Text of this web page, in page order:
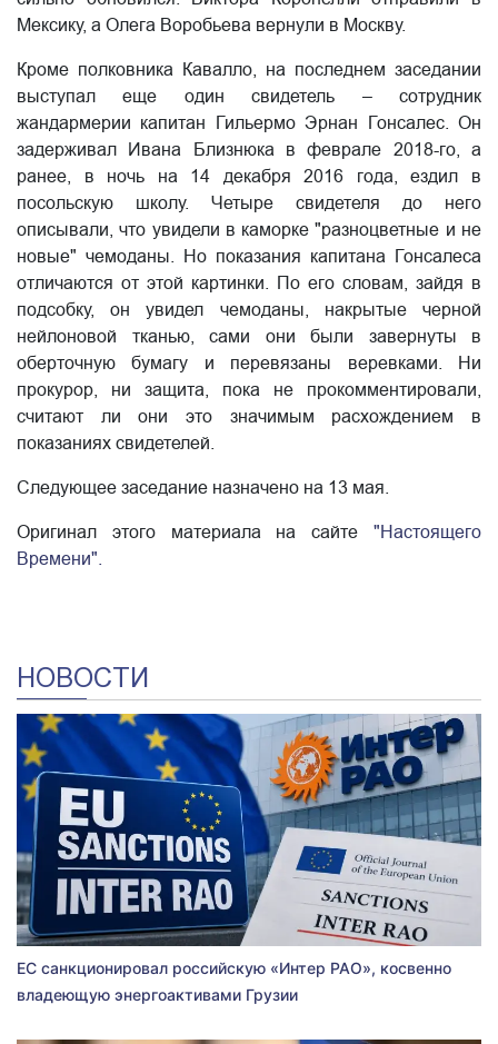
Мексику, а Олега Воробьева вернули в Москву.
Кроме полковника Кавалло, на последнем заседании
выступал еще один свидетель – сотрудник
жандармерии капитан Гильермо Эрнан Гонсалес. Он
задерживал Ивана Близнюка в феврале 2018-го, а
ранее, в ночь на 14 декабря 2016 года, ездил в
посольскую школу. Четыре свидетеля до него
описывали, что увидели в каморке "разноцветные и не
новые" чемоданы. Но показания капитана Гонсалеса
отличаются от этой картинки. По его словам, зайдя в
подсобку, он увидел чемоданы, накрытые черной
нейлоновой тканью, сами они были завернуты в
оберточную бумагу и перевязаны веревками. Ни
прокурор, ни защита, пока не прокомментировали,
считают ли они это значимым расхождением в
показаниях свидетелей.
Следующее заседание назначено на 13 мая.
Оригинал этого материала на сайте "Настоящего
Времени".
НОВОСТИ
ЕС санкционировал российскую «Интер РАО», косвенно
владеющую энергоактивами Грузии